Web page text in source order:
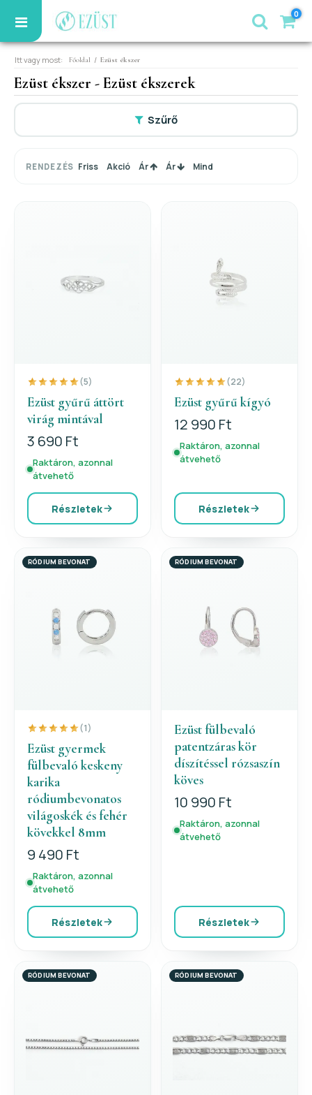
0
Itt vagy most: Főoldal / Ezüst ékszer
Ezüst ékszer - Ezüst ékszerek
Szűrő
RENDEZÉS Friss Akció Ár Ár Mind
(5)
Ezüst gyűrű áttört
virág mintával
3 690 Ft
Raktáron, azonnal
átvehető
Részletek
(22)
Ezüst gyűrű kígyó
12 990 Ft
Raktáron, azonnal
átvehető
Részletek
RÓDIUM BEVONAT
(1)
Ezüst gyermek
fülbevaló keskeny
karika
ródiumbevonatos
világoskék és fehér
kövekkel 8mm
9 490 Ft
Raktáron, azonnal
átvehető
Részletek
RÓDIUM BEVONAT
Ezüst fülbevaló
patentzáras kör
díszítéssel rózsaszín
köves
10 990 Ft
Raktáron, azonnal
átvehető
Részletek
RÓDIUM BEVONAT RÓDIUM BEVONAT